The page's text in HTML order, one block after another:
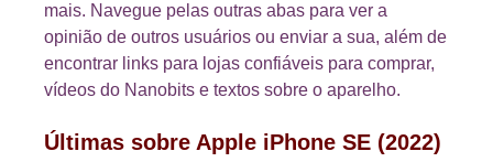
mais. Navegue pelas outras abas para ver a
opinião de outros usuários ou enviar a sua, além de
encontrar links para lojas confiáveis para comprar,
vídeos do Nanobits e textos sobre o aparelho.
Últimas sobre Apple iPhone SE (2022)